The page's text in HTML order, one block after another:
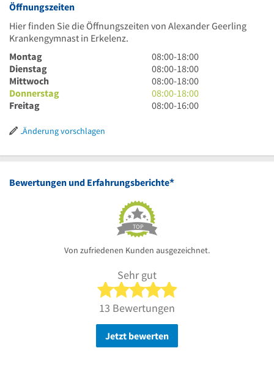
Öffnungszeiten
Hier finden Sie die Öffnungszeiten von Alexander Geerling
Krankengymnast in Erkelenz.
Montag
8
Uhr
bis
18
Uhr
08:00-18:00
Dienstag
8
Uhr
bis
18
08:00-18:00
Mittwoch
8
Uhr
bis
08:00-18:00
Donnerstag
8
Uhr
08:00-18:00
Freitag
8
Uhr
08:00-16:00
Änderung vorschlagen
Bewertungen und Erfahrungsberichte*
TOP
Von zufriedenen Kunden ausgezeichnet.
Sehr gut
5 von 5 Sternen
13 Bewertungen
Jetzt bewerten